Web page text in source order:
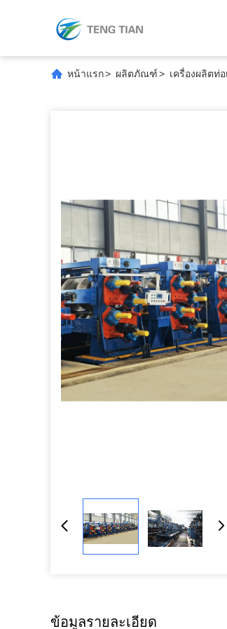
หน้าแรก> ผลิตภัณฑ์> เครื่องผลิตท่
ข้อมูลรายละเอียด